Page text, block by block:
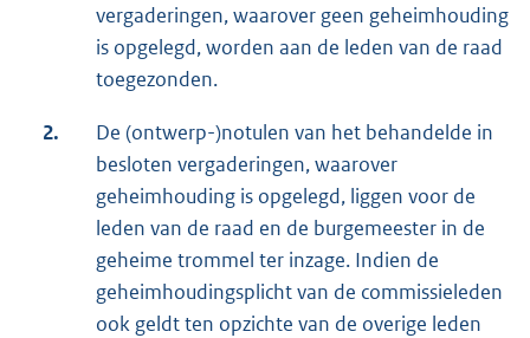
vergaderingen, waarover geen geheimhouding
is opgelegd, worden aan de leden van de raad
toegezonden.
2.
De (ontwerp-)notulen van het behandelde in
besloten vergaderingen, waarover
geheimhouding is opgelegd, liggen voor de
leden van de raad en de burgemeester in de
geheime trommel ter inzage. Indien de
geheimhoudingsplicht van de commissieleden
ook geldt ten opzichte van de overige leden